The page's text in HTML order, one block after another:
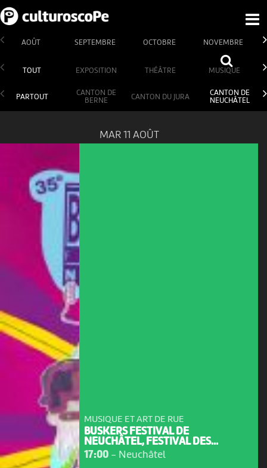
AOÛT SEPTEMBRE OCTOBRE NOVEMBRE
TOUT EXPOSITION THÉÂTRE MUSIQUE
PARTOUT
CANTON DE
BERNE
CANTON DU JURA
CANTON DE
NEUCHÂTEL
MAR 11 AOÛT
MUSIQUE ET ART DE RUE
BUSKERS FESTIVAL DE
NEUCHÂTEL, FESTIVAL DES...
17:00- Neuchâtel